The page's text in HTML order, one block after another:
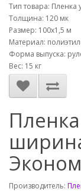
Тип товара: Пленка
Толщина: 120 мк
Размер: 100х1,5 м
Материал:
Форма выпуска:
Вес: 15 кг
Эконом
Производитель: